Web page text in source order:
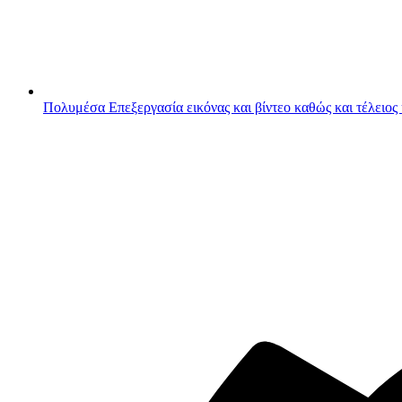
Πολυμέσα Επεξεργασία εικόνας και βίντεο καθώς και τέλειος